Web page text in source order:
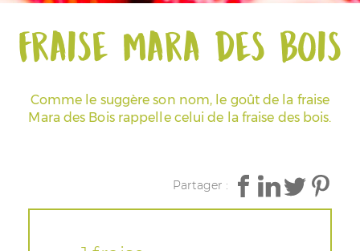
Espace Pros & Presse
Fraise Mara des Bois
Comme le suggère son nom, le goût de la fraise
Mara des Bois rappelle celui de la fraise des bois.
Partager :